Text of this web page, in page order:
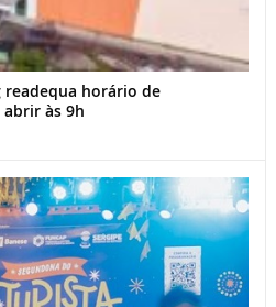
readequa horário de
às 9h